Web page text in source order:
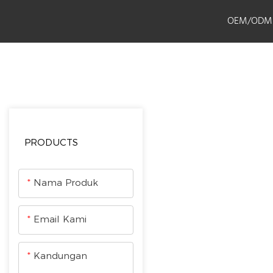
OEM/ODM
Sorotan
PRODUCTS
Nama Produk
Email Kami
Kandungan